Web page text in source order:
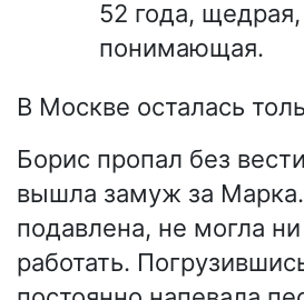
52 года,
понимающая.
В Москве осталась
Борис пропал без
вышла замуж за
подавлена, не могла
работать.